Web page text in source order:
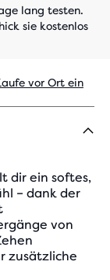
lang testen.
sie kostenlos
vor Ort ein
dir ein softes,
– dank der
von
zusätzliche